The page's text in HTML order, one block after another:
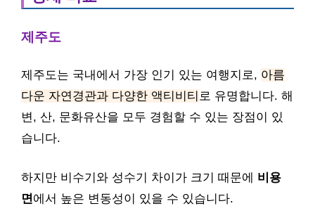
제주도
제주도는 국내에서 가장 인기 있는 여행지로, 아름
다운 자연경관과 다양한 액티비티 로 유명합니다. 해
변, 산, 문화유산을 모두 경험할 수 있는 장점이 있
습니다.
하지만 비수기와 성수기 차이가 크기 때문에 비용
면 에서 높은 변동성이 있을 수 있습니다.